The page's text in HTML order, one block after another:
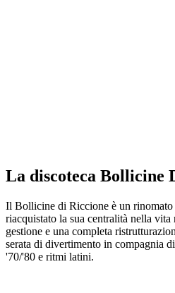
La discoteca Bollicine
Il Bollicine di Riccione è un rinomato
riacquistato la sua centralità nella
gestione e una completa
serata di divertimento in compagnia
'70/'80 e ritmi latini.